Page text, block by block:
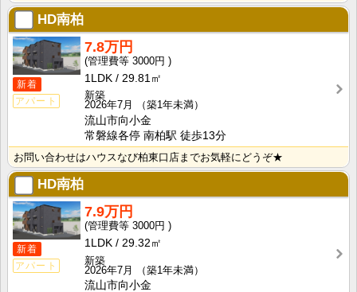
HD南柏
新着
アパート
7.8万円
3000円
1LDK
29.81㎡
新築
2026年7月
（築1年未満）
流山市向小金
常磐線各停 南柏駅 徒歩13分
お問い合わせはハウスなび柏東口店までお気軽にどうぞ★
HD南柏
新着
アパート
7.9万円
3000円
1LDK
29.32㎡
新築
2026年7月
（築1年未満）
流山市向小金